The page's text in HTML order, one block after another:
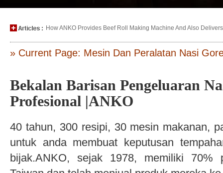
How ANKO Provides Beef Roll Making Machine And Also
» Current Page: Mesin Dan Peralatan Nasi
Bekalan Barisan Pengeluaran
Profesional |ANKO
40 tahun, 300 resipi, 30 mesin makanan,
untuk anda membuat keputusan
bijak.ANKO, sejak 1978, memiliki 70%